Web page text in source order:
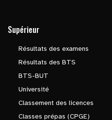
Supérieur
Résultats des examens
Résultats des BTS
BTS-BUT
Université
Classement des licences
Classes prépas (CPGE)